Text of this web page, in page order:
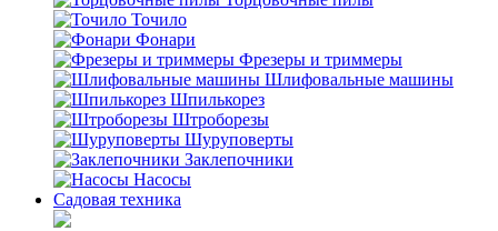
Точило
Фонари
Фрезеры и триммеры
Шлифовальные машины
Шпилькорез
Штроборезы
Шуруповерты
Заклепочники
Насосы
Садовая техника